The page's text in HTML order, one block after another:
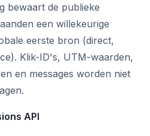
bewaart de publieke
een willekeurige
eerste bron (direct,
Klik-ID's, UTM-waarden,
en messages worden niet
API